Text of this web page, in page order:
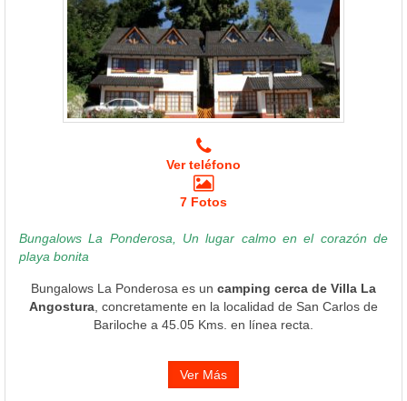
Ver teléfono
7 Fotos
Bungalows La Ponderosa, Un lugar calmo en el corazón de
playa bonita
Bungalows La Ponderosa es un camping cerca de Villa La
Angostura , concretamente en la localidad de San Carlos de
Bariloche a 45.05 Kms. en línea recta.
Ver Más